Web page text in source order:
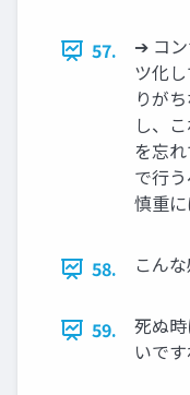
57.
➔ コ
ツ化
りが
し、
を忘
で行
慎重
58. こん
59.
死ぬ
いで